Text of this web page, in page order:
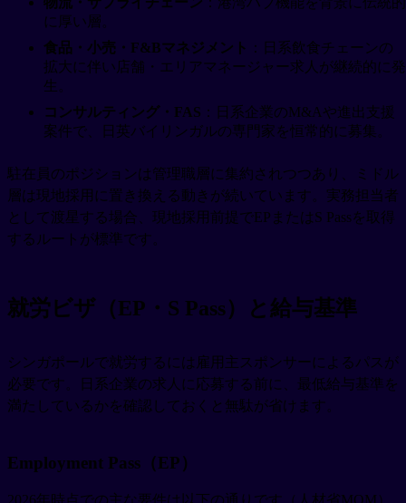
に厚い層。
食品・小売・F&Bマネジメント ：日系飲食チェーンの
拡大に伴い店舗・エリアマネージャー求人が継続的に発
生。
コンサルティング・FAS ：日系企業のM&Aや進出支援
案件で、日英バイリンガルの専門家を恒常的に募集。
駐在員のポジションは管理職層に集約されつつあり、ミドル
層は現地採用に置き換える動きが続いています。実務担当者
として渡星する場合、現地採用前提でEPまたはS Passを取得
するルートが標準です。
就労ビザ（EP・S Pass）と給与基準
シンガポールで就労するには雇用主スポンサーによるパスが
必要です。日系企業の求人に応募する前に、最低給与基準を
満たしているかを確認しておくと無駄が省けます。
Employment Pass（EP）